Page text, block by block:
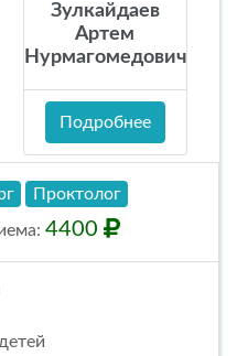
Зулкайдаев
Артем
Нурмагомедович
Подробнее
Проктолог
: 4400